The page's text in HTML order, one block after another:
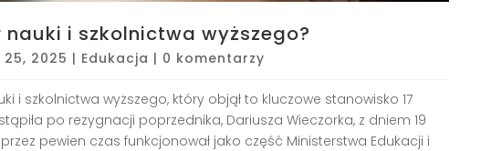
i szkolnictwa wyższego?
2025 | Edukacja | 0 komentarzy
i szkolnictwa wyższego, który objął to kluczowe stanowisko 17
po rezygnacji poprzednika, Dariusza Wieczorka, z dniem 19
pewien czas funkcjonował jako część Ministerstwa Edukacji i